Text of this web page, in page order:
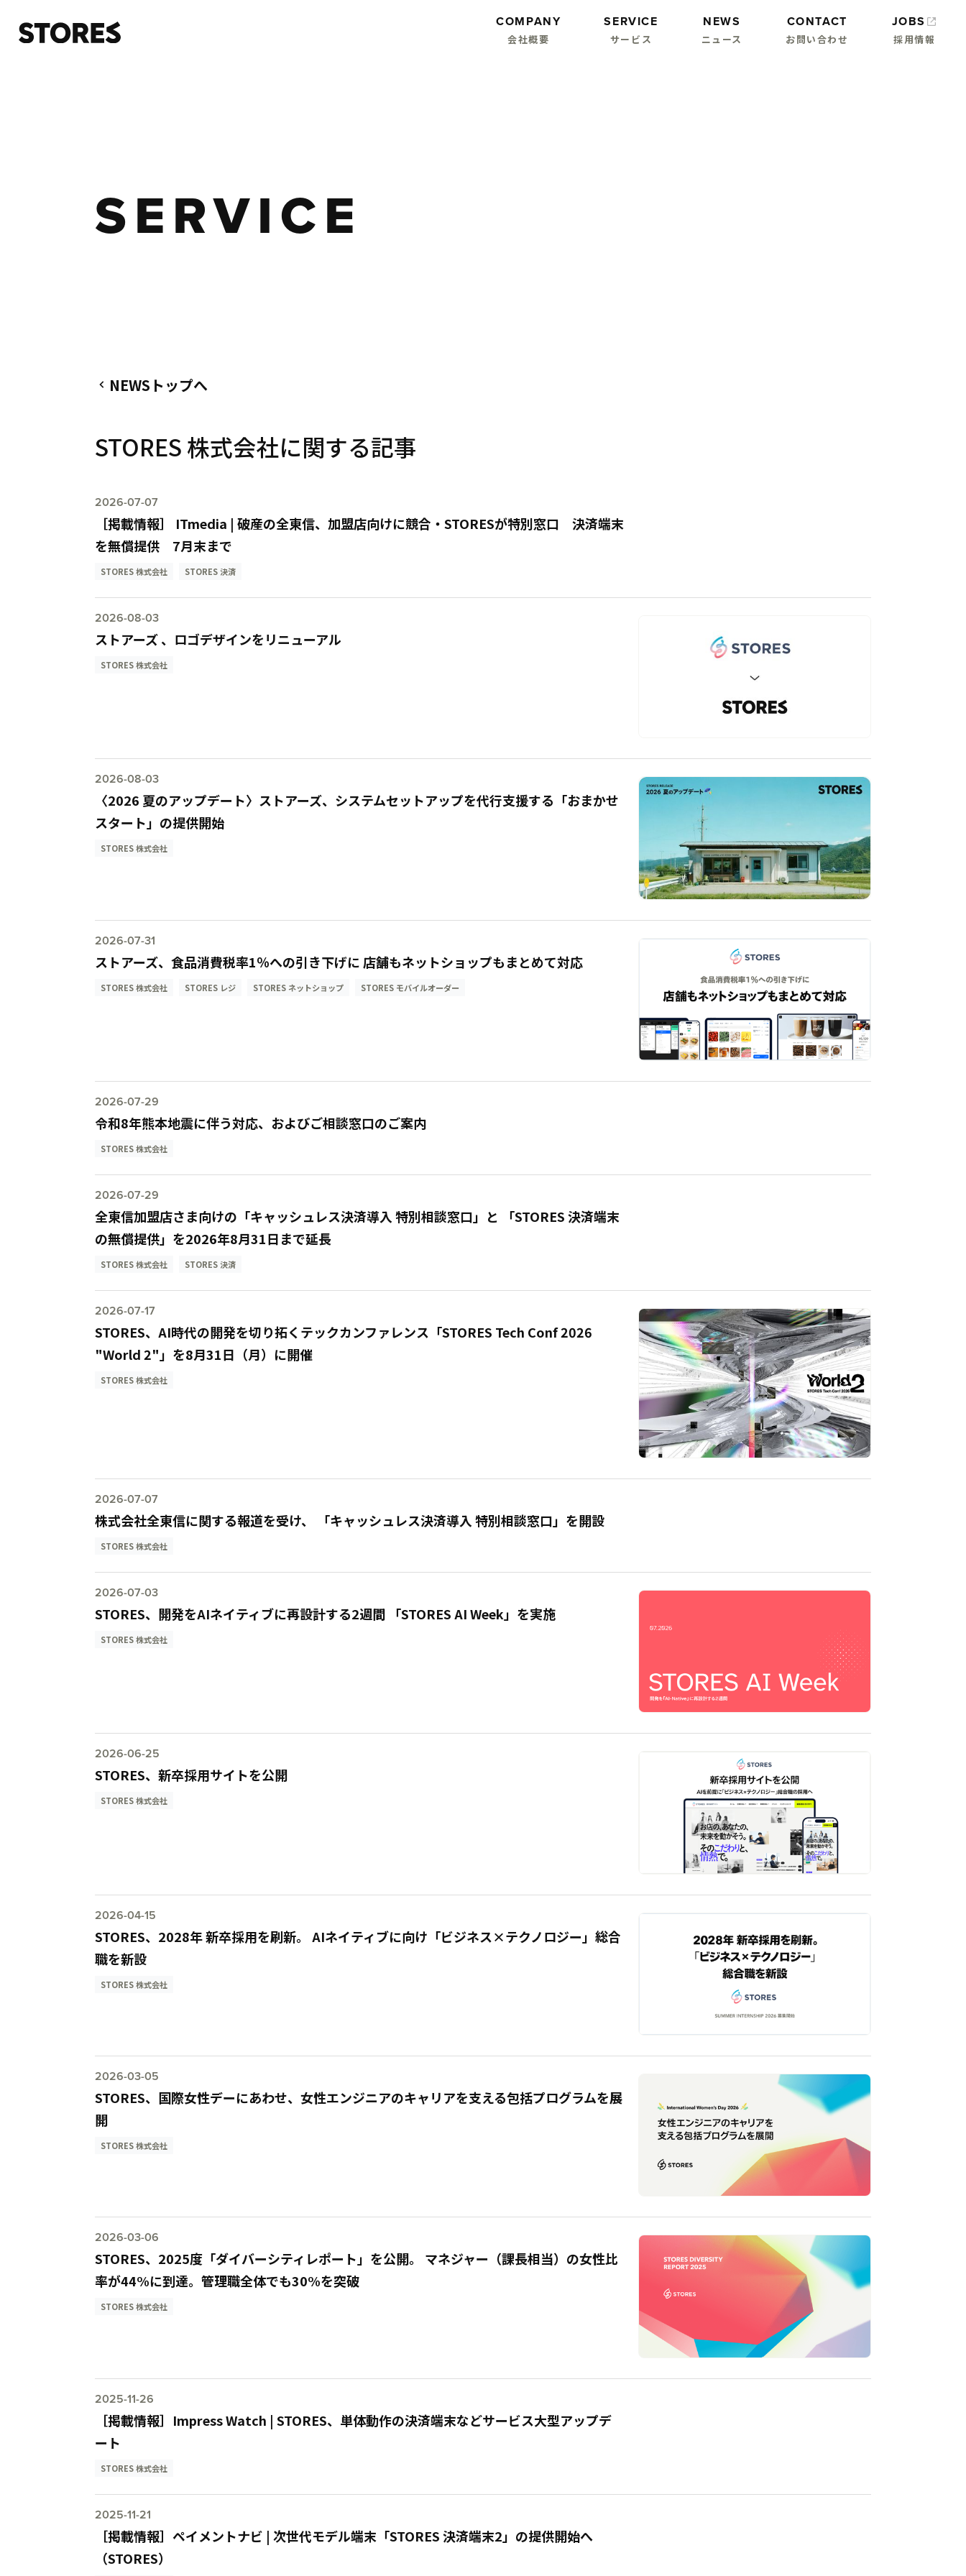
COMPANY
会社概要
SERVICE
サービス
NEWS
ニュース
CONTACT
お問い合わせ
JOBS
採用情報
SERVICE
 NEWSトップへ
STORES 株式会社に関する記事
2026-07-07
［掲載情報］ ITmedia | 破産の全東信、加盟店向けに競合・STORESが特別窓口 決済端末
を無償提供 7月末まで
STORES 株式会社 STORES 決済
2026-08-03
ストアーズ 、ロゴデザインをリニューアル
STORES 株式会社
2026-08-03
〈2026 夏のアップデート〉ストアーズ、システムセットアップを代行支援する「おまかせ
スタート」の提供開始
STORES 株式会社
2026-07-31
ストアーズ、食品消費税率1％への引き下げに 店舗もネットショップもまとめて対応
STORES 株式会社 STORES レジ STORES ネットショップ STORES モバイルオーダー
2026-07-29
令和8年熊本地震に伴う対応、およびご相談窓口のご案内
STORES 株式会社
2026-07-29
全東信加盟店さま向けの「キャッシュレス決済導入 特別相談窓口」と 「STORES 決済端末
の無償提供」を2026年8月31日まで延長
STORES 株式会社 STORES 決済
2026-07-17
STORES、AI時代の開発を切り拓くテックカンファレンス「STORES Tech Conf 2026
"World 2"」を8月31日（月）に開催
STORES 株式会社
2026-07-07
株式会社全東信に関する報道を受け、 「キャッシュレス決済導入 特別相談窓口」を開設
STORES 株式会社
2026-07-03
STORES、開発をAIネイティブに再設計する2週間 「STORES AI Week」を実施
STORES 株式会社
2026-06-25
STORES、新卒採用サイトを公開
STORES 株式会社
2026-04-15
STORES、2028年 新卒採用を刷新。 AIネイティブに向け「ビジネス×テクノロジー」総合
職を新設
STORES 株式会社
2026-03-05
STORES、国際女性デーにあわせ、女性エンジニアのキャリアを支える包括プログラムを展
開
STORES 株式会社
2026-03-06
STORES、2025度「ダイバーシティレポート」を公開。 マネジャー（課長相当）の女性比
率が44%に到達。管理職全体でも30%を突破
STORES 株式会社
2025-11-26
［掲載情報］Impress Watch | STORES、単体動作の決済端末などサービス大型アップデ
ート
STORES 株式会社
2025-11-21
［掲載情報］ペイメントナビ | 次世代モデル端末「STORES 決済端末2」の提供開始へ
（STORES）